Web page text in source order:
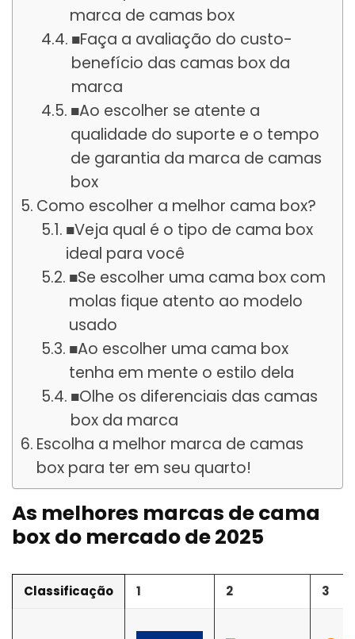
marca de camas box
■Faça a avaliação do custo-
benefício das camas box da
marca
■Ao escolher se atente a
qualidade do suporte e o tempo
de garantia da marca de camas
box
Como escolher a melhor cama box?
■Veja qual é o tipo de cama box
ideal para você
■Se escolher uma cama box com
molas fique atento ao modelo
usado
■Ao escolher uma cama box
tenha em mente o estilo dela
■Olhe os diferenciais das camas
box da marca
Escolha a melhor marca de camas
box para ter em seu quarto!
As melhores marcas de cama
box do mercado de 2025
Classificação 1 2 3